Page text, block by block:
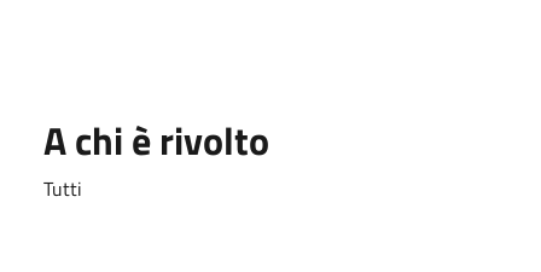
A chi è rivolto
Tutti